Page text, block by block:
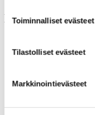
Toiminnalliset evästeet
Tilastolliset evästeet
Markkinointievästeet
Muut ostivat myös